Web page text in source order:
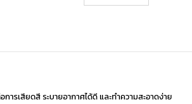
รเสียดสี ระบายอากาศได้ดี และทำความสะอาดง่าย